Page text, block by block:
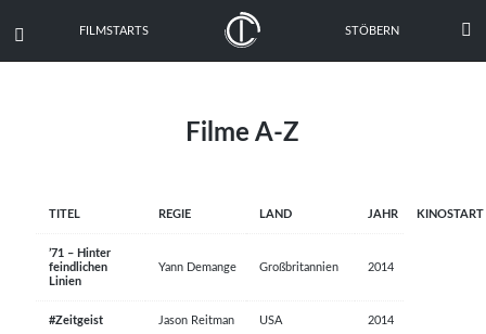
 FILMSTARTS STÖBERN 
Filme A-Z
TITEL REGIE LAND JAHR KINOSTART
’71 – Hinter
feindlichen
Linien
Yann Demange Großbritannien 2014
#Zeitgeist Jason Reitman USA 2014